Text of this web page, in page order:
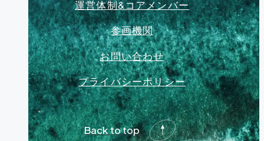
運営体制&コアメンバー
参画機関
お問い合わせ
プライバシーポリシー
Back to top